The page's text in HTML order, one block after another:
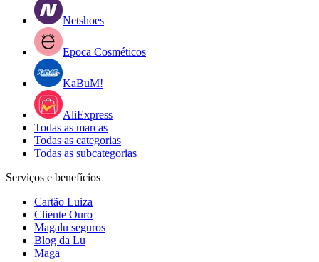
Netshoes
Epoca Cosméticos
KaBuM!
AliExpress
Todas as marcas
Todas as categorias
Todas as subcategorias
Serviços e benefícios
Cartão Luiza
Cliente Ouro
Magalu seguros
Blog da Lu
Maga +